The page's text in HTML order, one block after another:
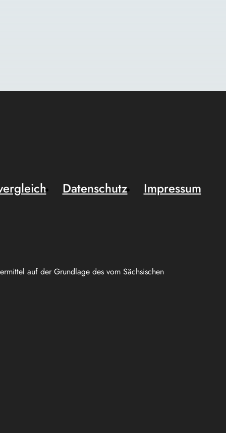
auf der Grundlage des vom Sächsischen
Datenschutz
Impressum